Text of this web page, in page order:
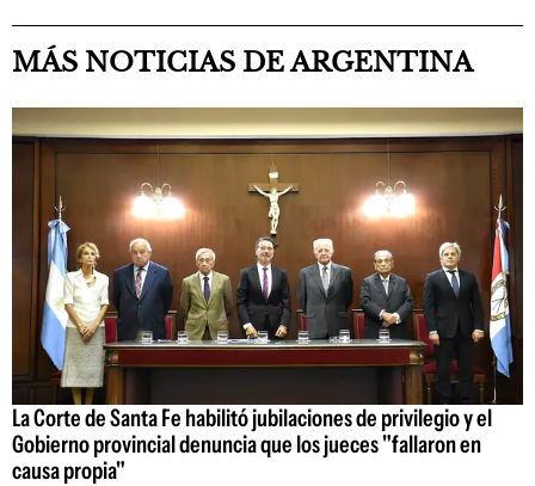
MÁS NOTICIAS DE ARGENTINA
La Corte de Santa Fe habilitó jubilaciones de privilegio y el
Gobierno provincial denuncia que los jueces "fallaron en
causa propia"